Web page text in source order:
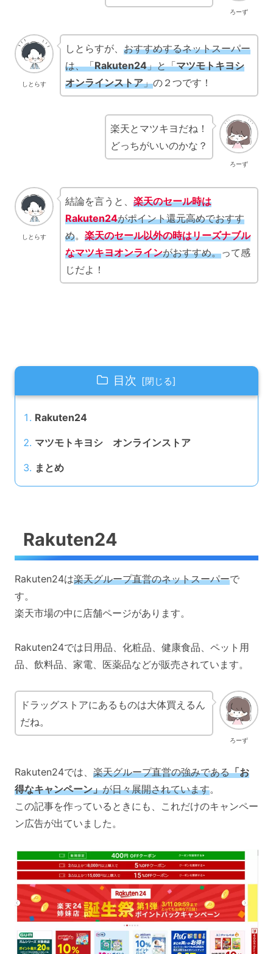
ろーず
しとらす
しとらすが、 おすすめするネットスーパー
は、「Rakuten24」と「マツモトキヨシ
オンラインストア」の２つです！
ろーず
楽天とマツキヨだね！
どっちがいいのかな？
しとらす
結論を言うと、 楽天のセール時は
Rakuten24がポイント還元高めでおすす
め。 楽天のセール以外の時はリーズナブル
なマツキヨオンラインがおすすめ。って感
じだよ！
目次
Rakuten24
マツモトキヨシ オンラインストア
まとめ
Rakuten24
Rakuten24は楽天グループ直営のネットスーパーで
す。
楽天市場の中に店舗ページがあります。
Rakuten24では日用品、化粧品、健康食品、ペット用
品、飲料品、家電、医薬品などが販売されています。
ろーず
ドラッグストアにあるものは大体買えるん
だね。
Rakuten24では、 楽天グループ直営の強みである「お
得なキャンペーン」が日々展開されています。
この記事を作っているときにも、これだけのキャンペー
ン広告が出ていました。